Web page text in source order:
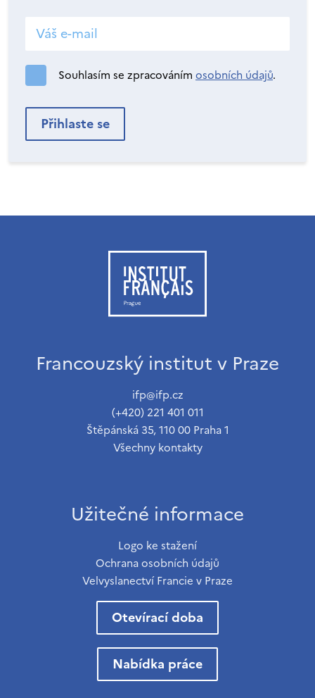
Souhlasím se zpracováním osobních údajů.
Francouzský institut v Praze
ifp@ifp.cz
(+420) 221 401 011
Štěpánská 35, 110 00 Praha 1
Všechny kontakty
Užitečné informace
Logo ke stažení
Ochrana osobních údajů
Velvyslanectví Francie v Praze
Otevírací doba
Nabídka práce